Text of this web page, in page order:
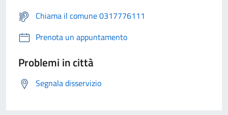
Chiama il comune 0317776111
Prenota un appuntamento
Problemi in città
Segnala disservizio